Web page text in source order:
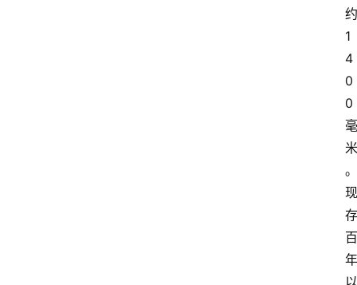
约
1
4
0
0
毫
米
。
现
存
百
年
以